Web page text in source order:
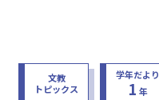
文教
トピックス
学年だより
1 年